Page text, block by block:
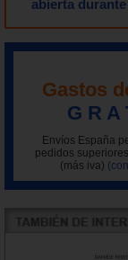
abierta
Gastos
G R A
Envíos España
pedidos
(más iva)